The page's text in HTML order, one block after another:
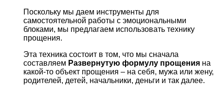
Поскольку мы даем инструменты для
самостоятельной работы с эмоциональными
блоками, мы предлагаем использовать технику
прощения.
Эта техника состоит в том, что мы сначала
составляем Развернутую формулу прощения на
какой-то объект прощения – на себя, мужа или жену,
родителей, детей, начальники, деньги и так далее.